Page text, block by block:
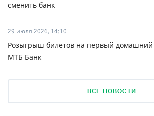
сменить банк
29 июля 2026, 14:10
Розыгрыш билетов на первый домашний
МТБ Банк
ВСЕ НОВОСТИ